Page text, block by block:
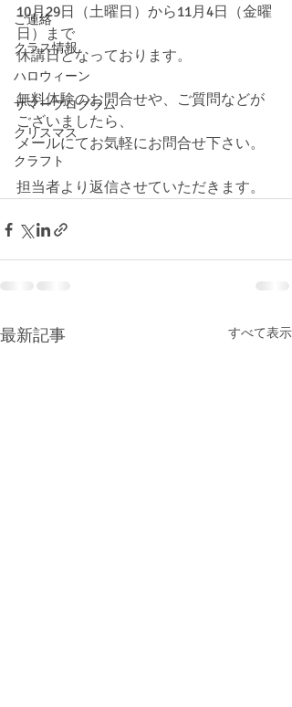
ご連絡
クラス情報
ハロウィーン
サマープログラム
クリスマス
クラフト
10月29日（土曜日）から11月4日（金曜
日）まで
休講日となっております。
無料体験のお問合せや、ご質問などが
ございましたら、
メールにてお気軽にお問合せ下さい。
担当者より返信させていただきます。
最新記事 すべて表示